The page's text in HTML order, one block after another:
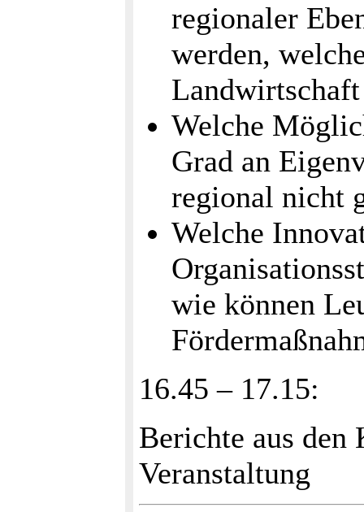
regionaler
werden,
Welche
Grad an
regional nicht
Welche
wie können
16.45 – 17.15:
Berichte aus den
Veranstaltung